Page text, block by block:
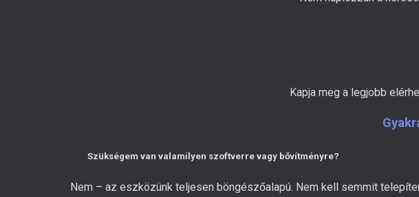
Kapja meg a legjobb
Szükségem van valamilyen szoftverre vagy bővítményre?
Nem – az eszközünk teljesen böngészőalapú. Nem kell semmit